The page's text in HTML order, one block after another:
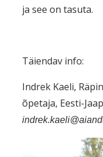
ja see on tasuta.
Täiendav info:
Indrek Kaeli,
õpetaja, Eesti-